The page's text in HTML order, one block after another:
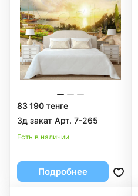
83 190 тенге
3д закат Арт. 7-265
Есть в наличии
Подробнее